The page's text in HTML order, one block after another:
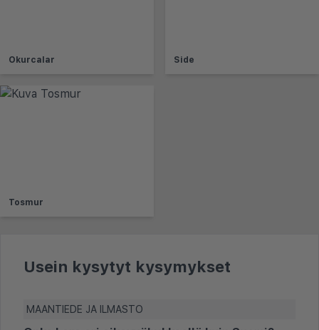
Okurcalar Side
Tosmur
Usein kysytyt kysymykset
MAANTIEDE JA ILMASTO